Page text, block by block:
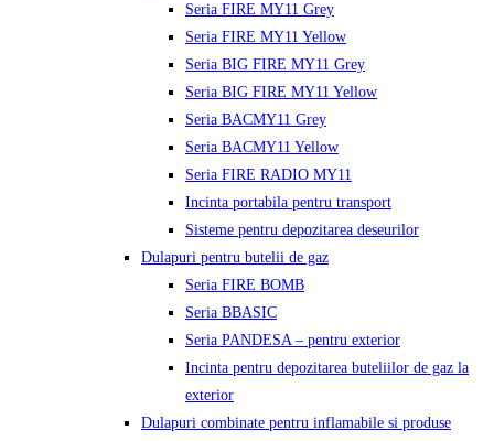
Seria FIRE MY11 Grey
Seria FIRE MY11 Yellow
Seria BIG FIRE MY11 Grey
Seria BIG FIRE MY11 Yellow
Seria BACMY11 Grey
Seria BACMY11 Yellow
Seria FIRE RADIO MY11
Incinta portabila pentru transport
Sisteme pentru depozitarea deseurilor
Dulapuri pentru butelii de gaz
Seria FIRE BOMB
Seria BBASIC
Seria PANDESA – pentru exterior
Incinta pentru depozitarea buteliilor de gaz la
exterior
Dulapuri combinate pentru inflamabile si produse